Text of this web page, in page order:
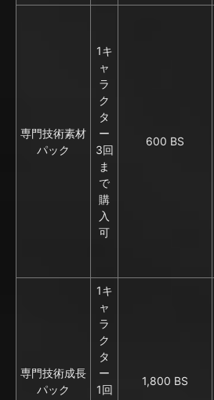
専門技術素材
パック
1キ
ャ
ラ
ク
タ
ー
3回
ま
で
購
入
可
600 BS
専門技術成長
パック
1キ
ャ
ラ
ク
タ
ー
1回
1,800 BS